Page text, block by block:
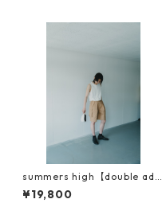
summers high【double adju
st half cargo pants】
¥19,800